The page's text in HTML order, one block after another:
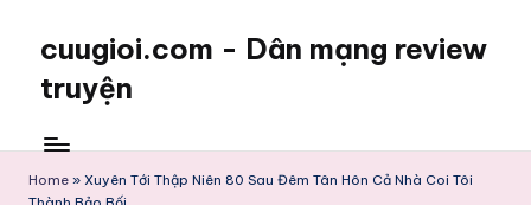
cuugioi.com - Dân mạng review
truyện
Home » Xuyên Tới Thập Niên 80 Sau Đêm Tân Hôn Cả Nhà Coi Tôi